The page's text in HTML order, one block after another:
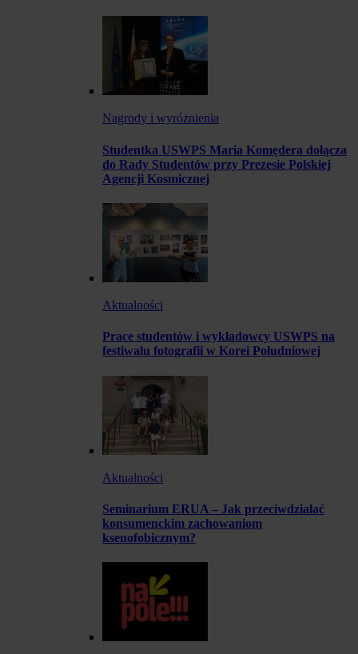
Nagrody i wyróżnienia
Studentka USWPS Maria Komędera dołącza
do Rady Studentów przy Prezesie Polskiej
Agencji Kosmicznej
Aktualności
Prace studentów i wykładowcy USWPS na
festiwalu fotografii w Korei Południowej
Aktualności
Seminarium ERUA – Jak przeciwdziałać
konsumenckim zachowaniom
ksenofobicznym?